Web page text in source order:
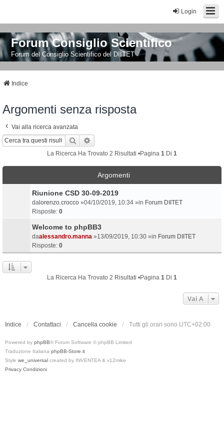
Login
Forum Consiglio Scientifico
Forum del Consiglio Scientifico del DIITET
Indice
Argomenti senza risposta
Vai alla ricerca avanzata
Cerca
La Ricerca Ha Trovato 2 Risultati •Pagina 1 Di 1
Argomenti
Riunione CSD 30-09-2019
da lorenzo.crocco »04/10/2019, 10:34 »in Forum DIITET
Risposte: 0
Welcome to phpBB3
daalessandro.manna »13/09/2019, 10:30 »in Forum DIITET
Risposte: 0
La Ricerca Ha Trovato 2 Risultati •Pagina 1 Di 1
Vai A
Indice Contattaci Cancella cookie Tutti gli orari sono UTC+02:00
Powered by phpBB® Forum Software © phpBB Limited
Traduzione Italiana phpBB-Store.it
Style we_universal created by INVENTEA & v12mike
Privacy Condizioni